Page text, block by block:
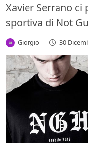
Xavier Serrano ci
sportiva di Not
Giorgio - 30